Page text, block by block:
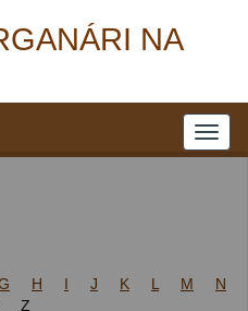
NA
H I J K L M
N
Z